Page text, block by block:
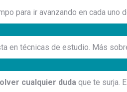
para ir avanzando en cada uno
en técnicas de estudio. Más
cualquier duda que te surja.